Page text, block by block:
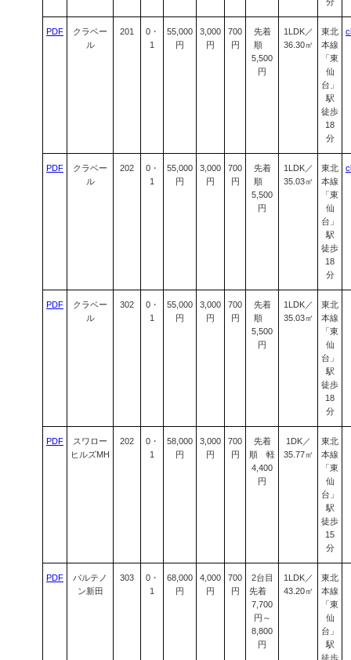
PDF
クラベー
ル
201
0・
1
55,000
円
3,000
円
700
円
先着
順
5,500
円
1LDK／
36.30㎡
東北
本線
「東
仙
台」
駅
徒歩
18
分
PDF
クラベー
ル
202
0・
1
55,000
円
3,000
円
700
円
先着
順
5,500
円
1LDK／
35.03㎡
東北
本線
「東
仙
台」
駅
徒歩
18
分
PDF
クラベー
ル
302
0・
1
55,000
円
3,000
円
700
円
先着
順
5,500
円
1LDK／
35.03㎡
東北
本線
「東
仙
台」
駅
徒歩
18
分
PDF
スワロー
ヒルズMH
202
0・
1
58,000
円
3,000
円
700
円
先着
順 軽
4,400
円
1DK／
35.77㎡
東北
本線
「東
仙
台」
駅
徒歩
15
分
PDF
パルテノ
ン新田
303
0・
1
68,000
円
4,000
円
700
円
2台目
先着
7,700
円～
8,800
円
1LDK／
43.20㎡
東北
本線
「東
仙
台」
駅
徒歩